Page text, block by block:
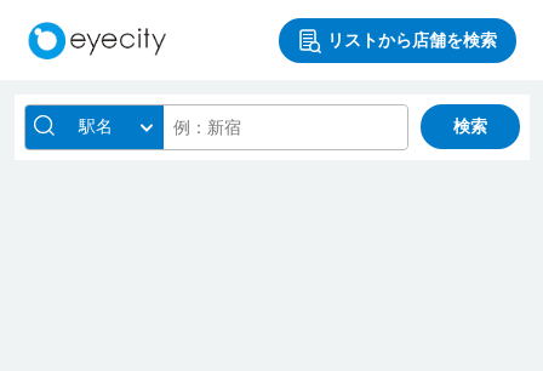
リストから店舗を検索
駅名 検索